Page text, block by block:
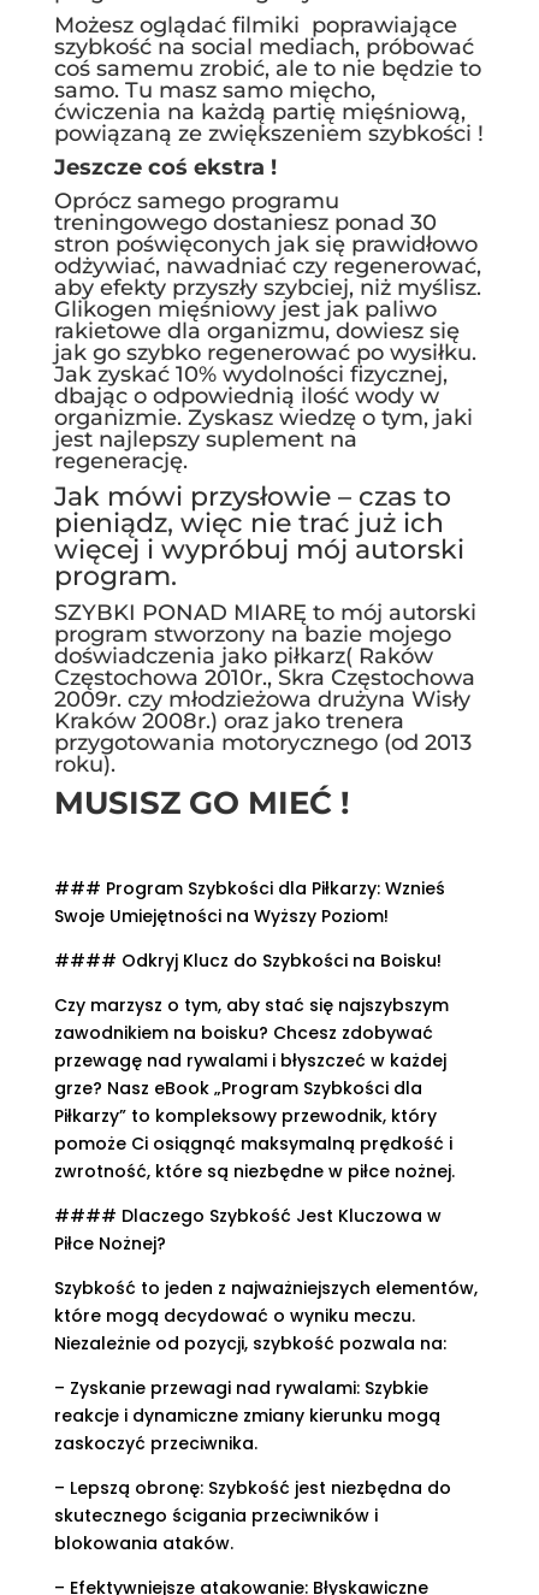
Możesz oglądać filmiki poprawiające
szybkość na social mediach, próbować
coś samemu zrobić, ale to nie będzie to
samo. Tu masz samo mięcho,
ćwiczenia na każdą partię mięśniową,
powiązaną ze zwiększeniem szybkości !
Jeszcze coś ekstra !
Oprócz samego programu
treningowego dostaniesz ponad 30
stron poświęconych jak się prawidłowo
odżywiać, nawadniać czy regenerować,
aby efekty przyszły szybciej, niż myślisz.
Glikogen mięśniowy jest jak paliwo
rakietowe dla organizmu, dowiesz się
jak go szybko regenerować po wysiłku.
Jak zyskać 10% wydolności fizycznej,
dbając o odpowiednią ilość wody w
organizmie. Zyskasz wiedzę o tym, jaki
jest najlepszy suplement na
regenerację.
Jak mówi przysłowie – czas to
pieniądz, więc nie trać już ich
więcej i wypróbuj mój autorski
program.
SZYBKI PONAD MIARĘ to mój autorski
program stworzony na bazie mojego
doświadczenia jako piłkarz( Raków
Częstochowa 2010r., Skra Częstochowa
2009r. czy młodzieżowa drużyna Wisły
Kraków 2008r.) oraz jako trenera
przygotowania motorycznego (od 2013
roku).
MUSISZ GO MIEĆ !
### Program Szybkości dla Piłkarzy: Wznieś
Swoje Umiejętności na Wyższy Poziom!
#### Odkryj Klucz do Szybkości na Boisku!
Czy marzysz o tym, aby stać się najszybszym
zawodnikiem na boisku? Chcesz zdobywać
przewagę nad rywalami i błyszczeć w każdej
grze? Nasz eBook „Program Szybkości dla
Piłkarzy” to kompleksowy przewodnik, który
pomoże Ci osiągnąć maksymalną prędkość i
zwrotność, które są niezbędne w piłce nożnej.
#### Dlaczego Szybkość Jest Kluczowa w
Piłce Nożnej?
Szybkość to jeden z najważniejszych elementów,
które mogą decydować o wyniku meczu.
Niezależnie od pozycji, szybkość pozwala na:
– Zyskanie przewagi nad rywalami: Szybkie
reakcje i dynamiczne zmiany kierunku mogą
zaskoczyć przeciwnika.
– Lepszą obronę: Szybkość jest niezbędna do
skutecznego ścigania przeciwników i
blokowania ataków.
– Efektywniejsze atakowanie: Błyskawiczne